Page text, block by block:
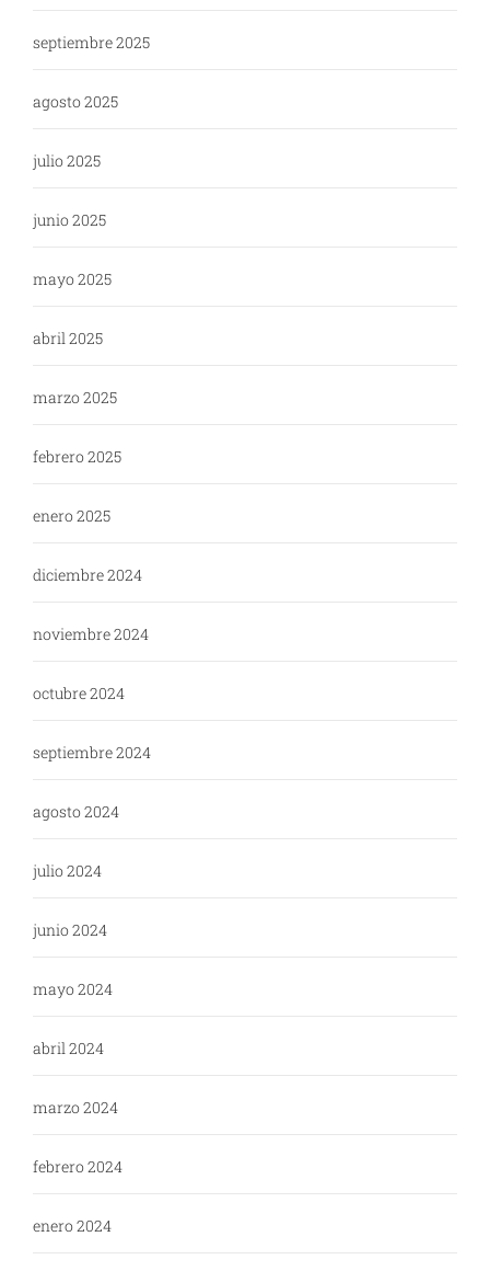
septiembre 2025
agosto 2025
julio 2025
junio 2025
mayo 2025
abril 2025
marzo 2025
febrero 2025
enero 2025
diciembre 2024
noviembre 2024
octubre 2024
septiembre 2024
agosto 2024
julio 2024
junio 2024
mayo 2024
abril 2024
marzo 2024
febrero 2024
enero 2024